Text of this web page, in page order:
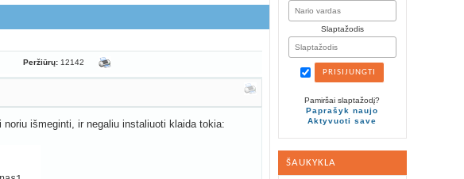
Slaptažodis
Pamiršai slaptažodį?
Paprašyk naujo
Aktyvuoti save
ŠAUKYKLA
Peržiūrų: 12142
išmeginti, ir negaliu instaliuoti klaida tokia: